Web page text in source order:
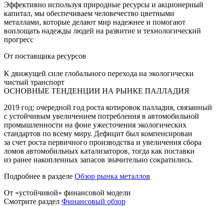
Эффективно используя природные ресурсы и акционерный
капитал, мы обеспечиваем человечество цветными
металлами, которые делают мир надежнее и помогают
воплощать надежды людей на развитие и технологический
прогресс
От поставщика ресурсов
К движущей силе глобального перехода на экологически
чистый транспорт
ОСНОВНЫЕ ТЕНДЕНЦИИ НА РЫНКЕ ПАЛЛАДИЯ
2019 год: очередной год роста котировок палладия, связанный
с устойчивым увеличением потребления в автомобильной
промышленности на фоне ужесточения экологических
стандартов по всему миру. Дефицит был компенсирован
за счет роста первичного производства и увеличения сбора
ломов автомобильных катализаторов, тогда как поставки
из ранее накопленных запасов значительно сократились.
Подробнее в разделе Обзор рынка металлов
От «устойчивой» финансовой модели
Смотрите раздел Финансовый обзор